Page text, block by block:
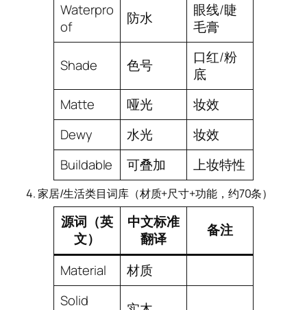
Waterpro
of
防水
眼线/睫
毛膏
Shade 色号
口红/粉
底
Matte
哑光
妆效
Dewy
水光
妆效
Buildable
可叠加 上妆特性
4. 家居/生活类目词库（材质+尺寸+功能，约70条）
源词（英
文）
中文标准
翻译
备注
Material
材质
Solid